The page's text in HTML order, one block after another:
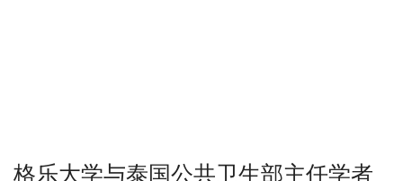
格乐大学与泰国公共卫生部主任学者